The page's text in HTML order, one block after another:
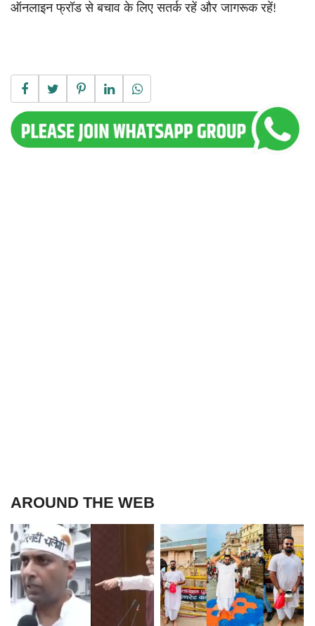
ऑनलाइन फ्रॉड से बचाव के लिए सतर्क रहें और जागरूक रहें!
AROUND THE WEB